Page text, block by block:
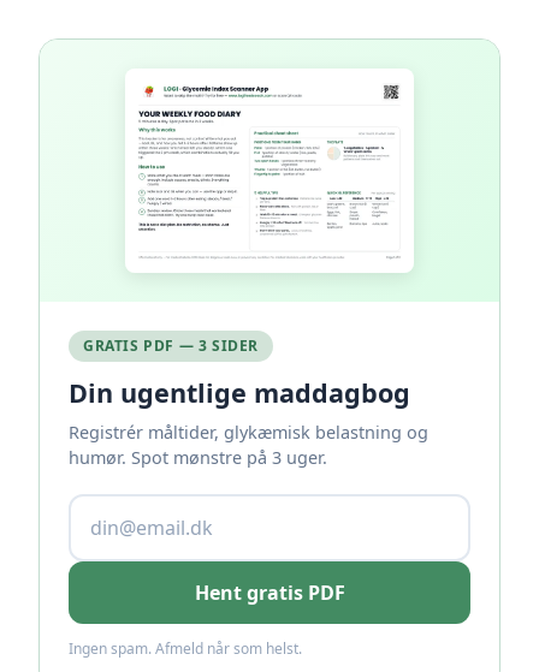
GRATIS PDF — 3 SIDER
Din ugentlige maddagbog
Registrér måltider, glykæmisk belastning og
humør. Spot mønstre på 3 uger.
Hent gratis PDF
Ingen spam. Afmeld når som helst.